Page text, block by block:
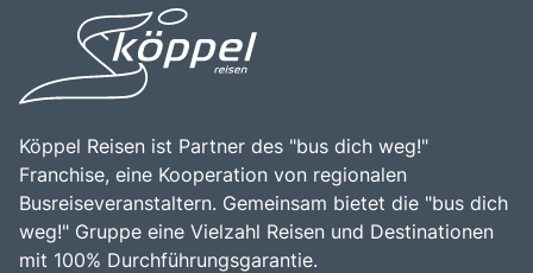
Köppel Reisen ist Partner des "bus dich weg!"
Franchise, eine Kooperation von regionalen
Busreiseveranstaltern. Gemeinsam bietet die "bus dich
weg!" Gruppe eine Vielzahl Reisen und Destinationen
mit 100% Durchführungsgarantie.